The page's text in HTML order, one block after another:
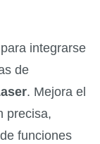
integrarse
de
. Mejora el
precisa,
funciones